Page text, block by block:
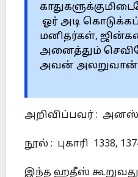
ஓர் அடி
மனிதர்கள்,
அனைத்தும்
அவன்
அறிவிப்பவர் : அனஸ்
நூல் : புகாரி 1338,
இந்த ஹதீஸ்